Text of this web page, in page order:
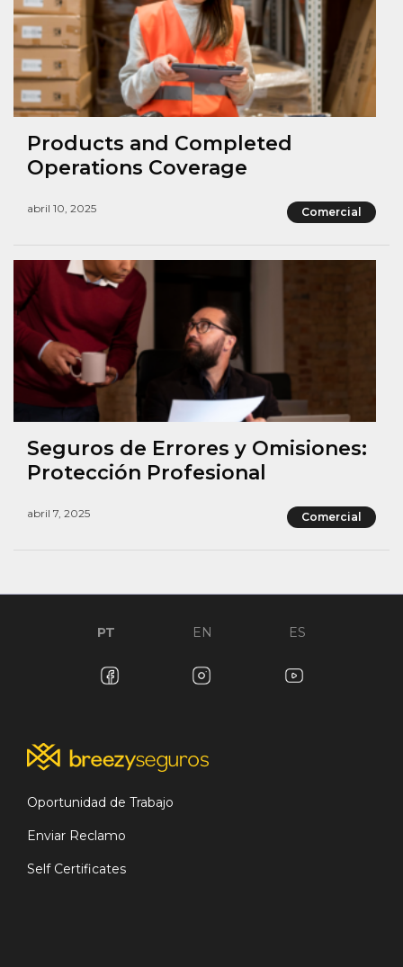
Products and Completed
Operations Coverage
abril 10, 2025 Comercial
Seguros de Errores y Omisiones:
Protección Profesional
abril 7, 2025 Comercial
PT EN ES
Oportunidad de Trabajo
Enviar Reclamo
Self Certificates